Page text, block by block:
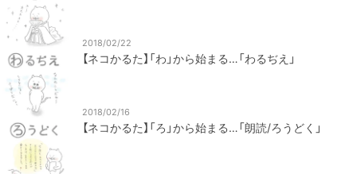
2018/02/22
【ネコかるた】「わ」から始まる…「わるぢえ」
2018/02/16
【ネコかるた】「ろ」から始まる…「朗読/ろうどく」